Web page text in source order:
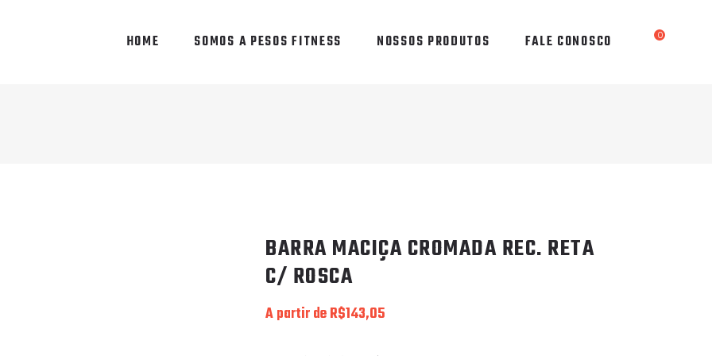
HOME SOMOS A PESOS FITNESS NOSSOS PRODUTOS FALE CONOSCO 0
BARRA MACIÇA CROMADA REC. RETA
C/ ROSCA
A partir deR$143,05